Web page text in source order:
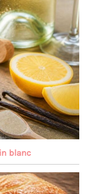
blanc